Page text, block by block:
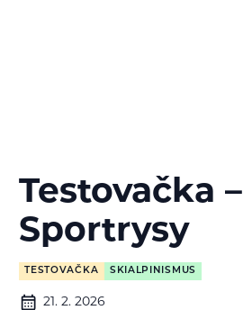
Testovačka –
Sportrysy
TESTOVAČKA SKIALPINISMUS
21. 2. 2026